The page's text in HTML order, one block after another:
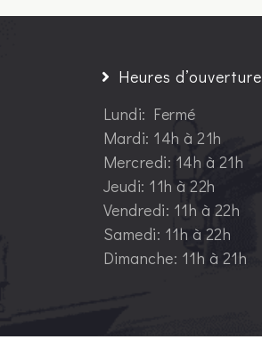
Heures d’ouverture
Lundi: Fermé
Mardi: 14h à 21h
Mercredi: 14h à 21h
Jeudi: 11h à 22h
Vendredi: 11h à 22h
Samedi: 11h à 22h
Dimanche: 11h à 21h